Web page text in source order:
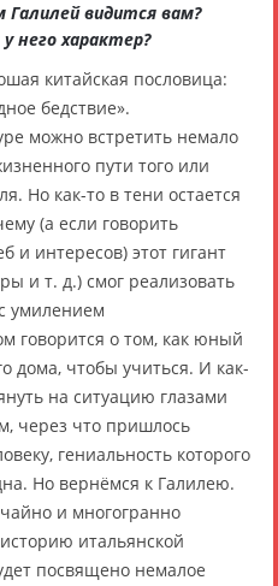
видится вам?
него характер?
китайская пословица:
бедствие».
можно встретить немало
пути того или
Но как-то в тени остается
(а если говорить
и интересов) этот гигант
и т. д.) смог реализовать
умилением
говорится о том, как юный
дома, чтобы учиться. И как-
на ситуацию глазами
через что пришлось
гениальность которого
Но вернёмся к Галилею.
и многогранно
итальянской
посвящено немалое